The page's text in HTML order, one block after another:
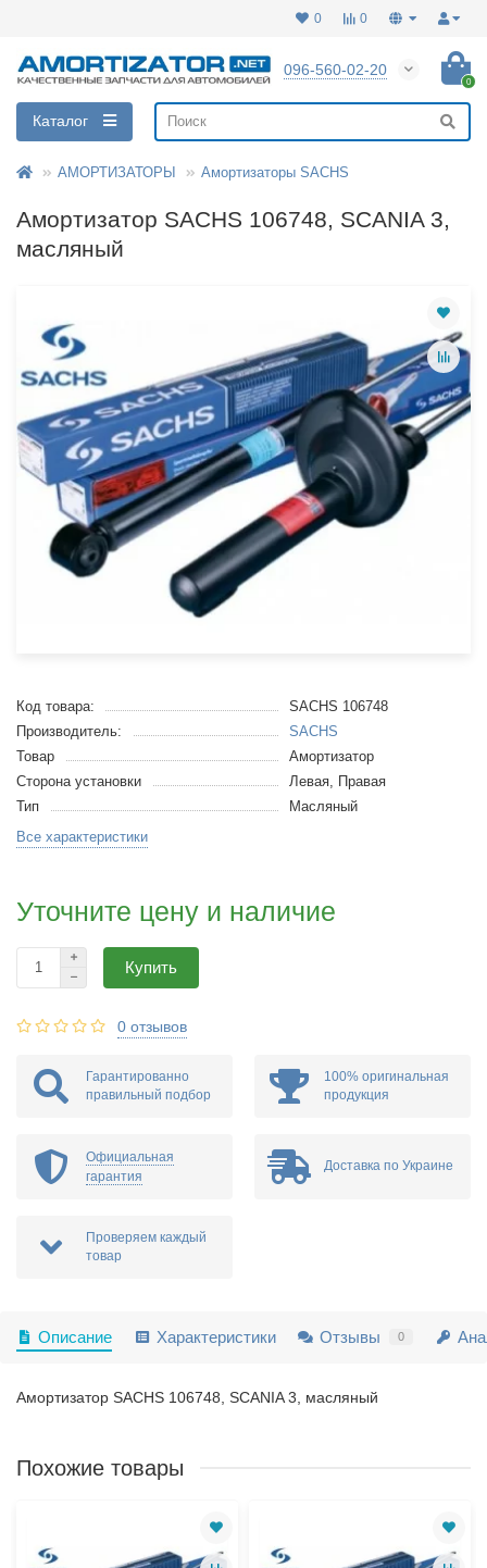
0
0
096-560-02-20
0
Каталог
АМОРТИЗАТОРЫ Амортизаторы SACHS
Амортизатор SACHS 106748, SCANIA 3,
масляный
Код товара:
SACHS 106748
Производитель:
SACHS
Товар
Амортизатор
Сторона установки
Левая, Правая
Тип
Масляный
Все характеристики
Уточните цену и наличие
Купить
0 отзывов
Гарантированно
правильный подбор
100% оригинальная
продукция
Официальная
гарантия
Доставка по Украине
Проверяем каждый
товар
Описание Характеристики Отзывы 0
Амортизатор SACHS 106748, SCANIA 3, масляный
Похожие товары